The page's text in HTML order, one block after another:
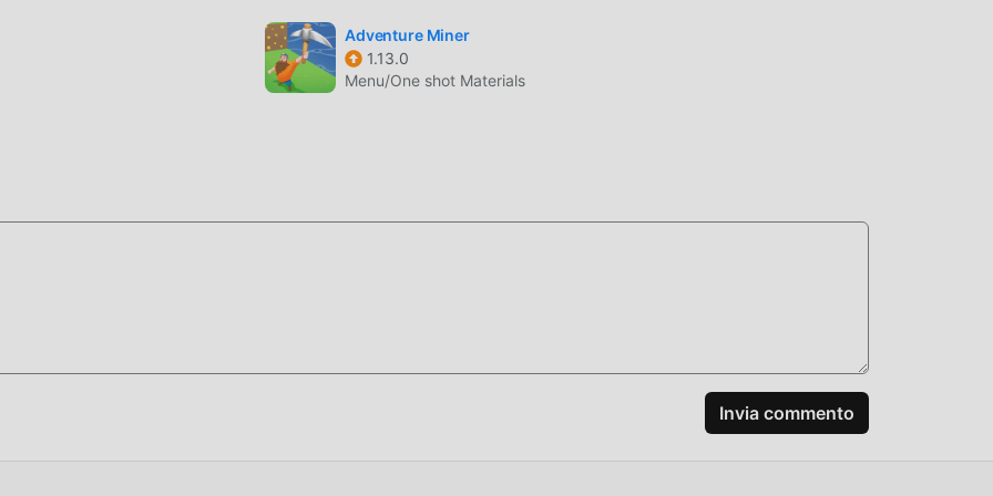
Adventure Miner
1.13.0
Menu/One shot Materials
Invia commento